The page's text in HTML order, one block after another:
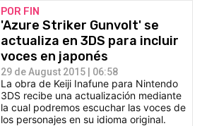
POR FIN
'Azure Striker Gunvolt' se
actualiza en 3DS para incluir
voces en japonés
29 de August 2015 | 06:58
La obra de Keiji Inafune para Nintendo
3DS recibe una actualización mediante
la cual podremos escuchar las voces de
los personajes en su idioma original.